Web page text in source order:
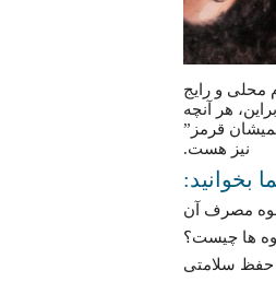
محلی و رایج
هر آنچه
قرمز”
نیز هست.
بخوانید:
مصرف آن
ها چیست؟